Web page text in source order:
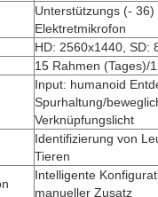
Unterstützungs (-
Elektretmikrofon
HD: 2560x1440, SD:
15 Rahmen (Tages)/
Input: humanoid
Spurhaltung/
Verknüpfungslicht
Identifizierung von
Tieren
Intelligente
manueller Zusatz